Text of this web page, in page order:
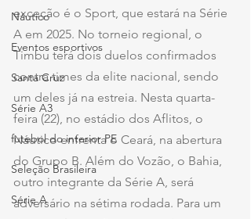
Náutico
Eventos esportivos
Santa Cruz
Série A3
futebol do interior PE
Seleção Brasileira
Série A
exceção é o Sport, que estará na Série
A em 2025. No torneio regional, o
Timbu terá dois duelos confirmados
contra times da elite nacional, sendo
um deles já na estreia. Nesta quarta-
feira (22), no estádio dos Aflitos, o
Náutico enfrenta o Ceará, na abertura
do Grupo B. Além do Vozão, o Bahia,
outro integrante da Série A, será
adversário na sétima rodada. Para um